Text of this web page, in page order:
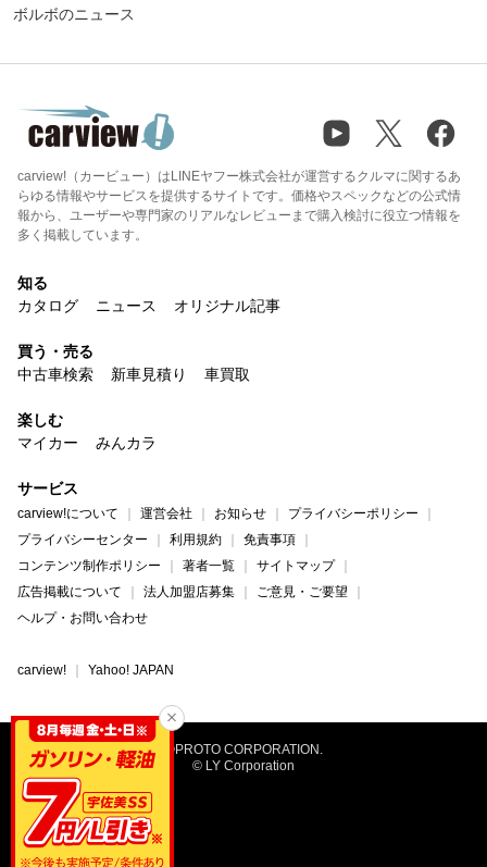
ボルボのニュース
carview!（カービュー）はLINEヤフー株式会社が運営するクルマに関するあ
らゆる情報やサービスを提供するサイトです。価格やスペックなどの公式情
報から、ユーザーや専門家のリアルなレビューまで購入検討に役立つ情報を
多く掲載しています。
知る
カタログ
ニュース オリジナル記事
買う・売る
中古車検索
新車見積り 車買取
楽しむ
マイカー
みんカラ
サービス
carview!について 運営会社 お知らせ
プライバシーポリシー
プライバシーセンター
利用規約
免責事項
コンテンツ制作ポリシー
著者一覧
サイトマップ
広告掲載について
法人加盟店募集
ご意見・ご要望
ヘルプ・お問い合わせ
carview! Yahoo! JAPAN
©PROTO CORPORATION.
© LY Corporation